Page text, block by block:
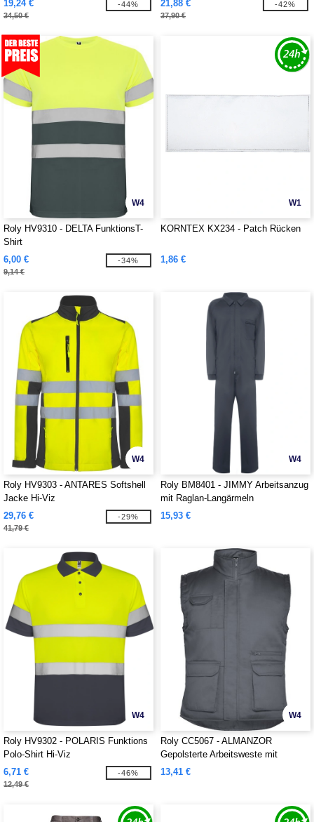
19,24 €
34,50 €
-44% 21,88 €
37,90 €
-42%
W4
Roly HV9310 - DELTA FunktionsT-
Shirt
6,00 €
9,14 €
-34%
W1
KORNTEX KX234 - Patch Rücken
1,86 €
W4
Roly HV9303 - ANTARES Softshell
Jacke Hi-Viz
29,76 €
41,79 €
-29%
W4
Roly BM8401 - JIMMY Arbeitsanzug
mit Raglan-Langärmeln
15,93 €
W4
Roly HV9302 - POLARIS Funktions
Polo-Shirt Hi-Viz
6,71 €
12,49 €
-46%
W4
Roly CC5067 - ALMANZOR
Gepolsterte Arbeitsweste mit
mehreren Taschen und verlängerter
13,41 €